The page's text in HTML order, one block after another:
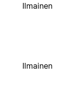
Ilmainen
Ilmainen